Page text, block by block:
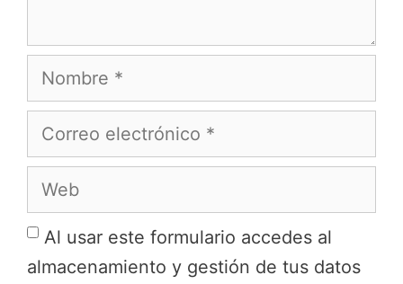
Nombre
Correo
Web
Al usar este formulario accedes al
almacenamiento y gestión de tus datos